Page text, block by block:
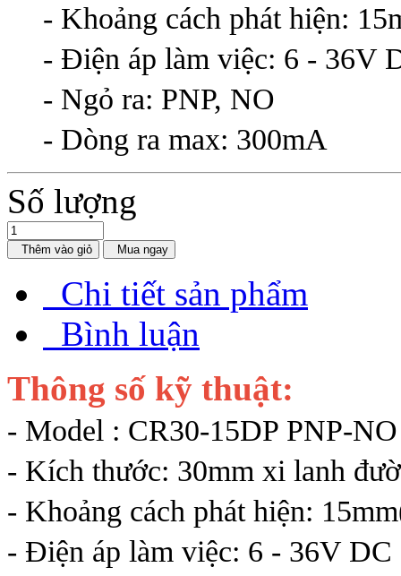
- Khoảng cách phát hiện:
- Điện áp làm việc: 6 - 36V
- Ngỏ ra: PNP, NO
- Dòng ra max: 300mA
Số lượng
Thêm vào giỏ Mua ngay
Chi tiết sản phẩm
Bình luận
Thông số kỹ thuật:
- Model : CR30-15DP PNP-NO
- Kích thước: 30mm xi lanh
- Khoảng cách phát hiện:
- Điện áp làm việc: 6 - 36V DC